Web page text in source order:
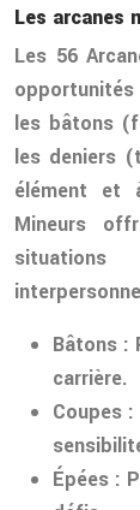
Les arcanes
Les 56
opportunités
les bâtons
les deniers
élément et
Mineurs
Bâtons :
carrière.
Coupes :
Épées :